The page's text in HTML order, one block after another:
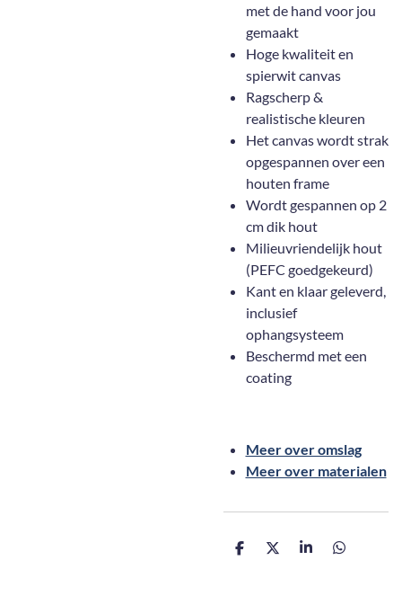
met de hand voor jou
gemaakt
Hoge kwaliteit en
spierwit canvas
Ragscherp &
realistische kleuren
Het canvas wordt strak
opgespannen over een
houten frame
Wordt gespannen op 2
cm dik hout
Milieuvriendelijk hout
(PEFC goedgekeurd)
Kant en klaar geleverd,
inclusief
ophangsysteem
Beschermd met een
coating
Meer over omslag
Meer over materialen
D
D
S
D